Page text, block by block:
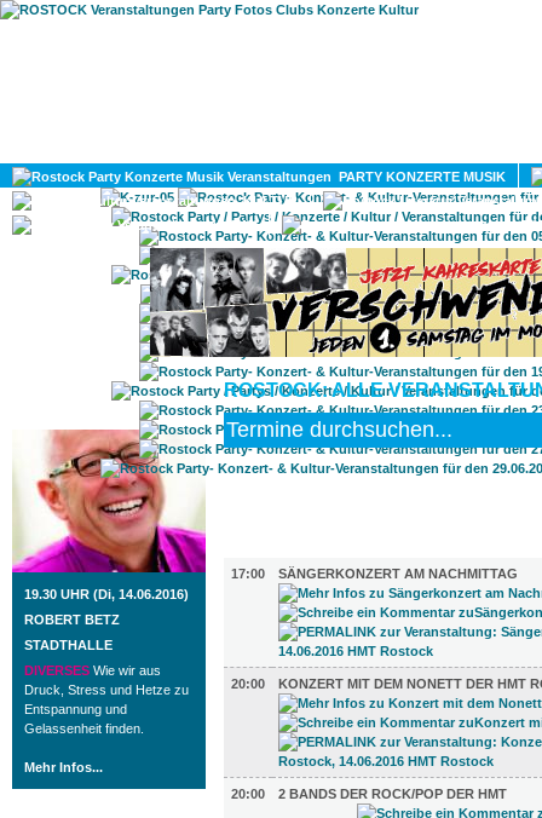
PARTY KONZERTE MUSIK
KULTUR
GAY
ROSTOCK TAGESTIPP
19.30 UHR (Di, 14.06.2016)
ROBERT BETZ
STADTHALLE
DIVERSES Wie wir aus
Druck, Stress und Hetze zu
Entspannung und
Gelassenheit finden.
Mehr Infos...
ROSTOCK: ALLE
17:00
SÄNGERKONZERT AM NACHMITTAG
20:00 KONZERT MIT DEM NONETT DER HMT
20:00 2 BANDS DER ROCK/POP DER HMT